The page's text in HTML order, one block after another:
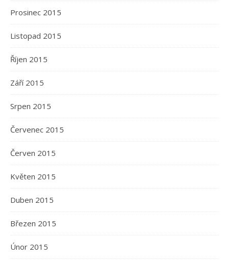
Prosinec 2015
Listopad 2015
Říjen 2015
Září 2015
Srpen 2015
Červenec 2015
Červen 2015
Květen 2015
Duben 2015
Březen 2015
Únor 2015